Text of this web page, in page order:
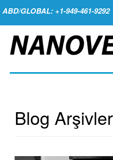
ABD/GLOBAL: +1-949-461-9292
Blog